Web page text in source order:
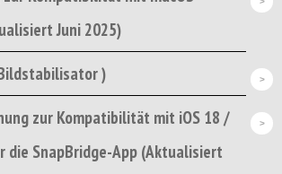
Juni 2025)
)
zur Kompatibilität mit iOS 18 /
die SnapBridge-App (Aktualisiert